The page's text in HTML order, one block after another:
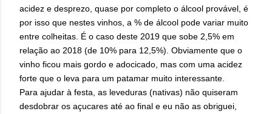
acidez e desprezo, quase por completo o álcool provável, é
por isso que nestes vinhos, a % de álcool pode variar muito
entre colheitas. É o caso deste 2019 que sobe 2,5% em
relação ao 2018 (de 10% para 12,5%). Obviamente que o
vinho ficou mais gordo e adocicado, mas com uma acidez
forte que o leva para um patamar muito interessante.
Para ajudar à festa, as leveduras (nativas) não quiseram
desdobrar os açucares até ao final e eu não as obriguei,